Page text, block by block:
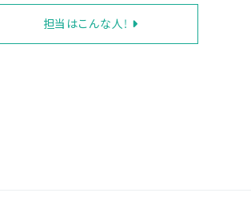
担当はこんな人！